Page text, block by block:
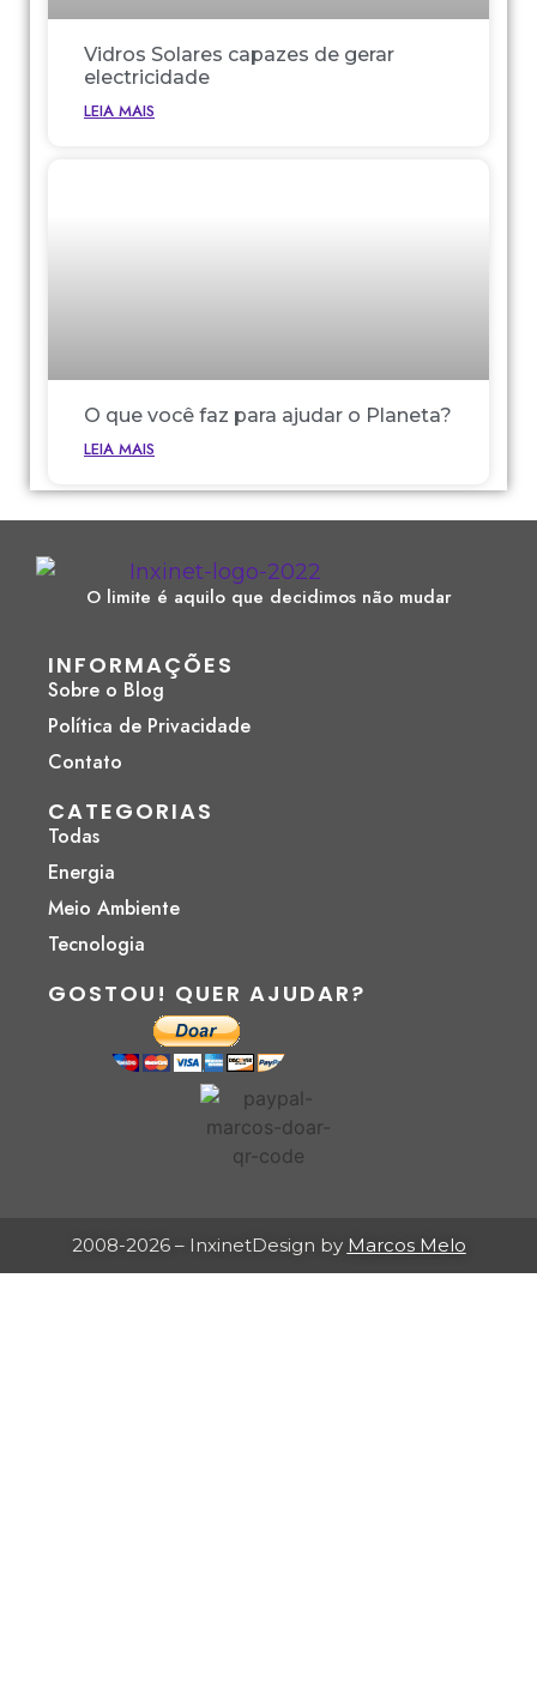
Vidros Solares capazes de gerar
electricidade
LEIA MAIS
O que você faz para ajudar o Planeta?
LEIA MAIS
O limite é aquilo que decidimos não mudar
INFORMAÇÕES
Sobre o Blog
Política de Privacidade
Contato
CATEGORIAS
Todas
Energia
Meio Ambiente
Tecnologia
GOSTOU! QUER AJUDAR?
2008-2026 – InxinetDesign by Marcos Melo